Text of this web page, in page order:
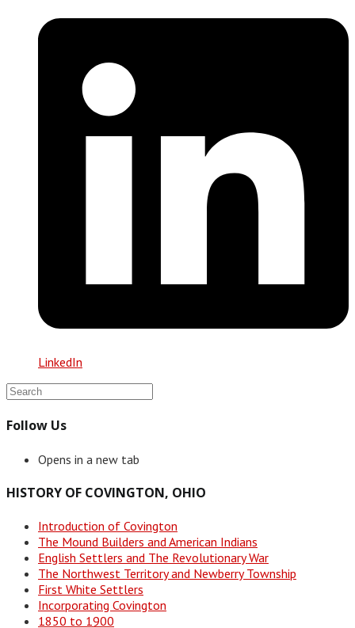
LinkedIn
Follow Us
Opens in a new tab
HISTORY OF COVINGTON, OHIO
Introduction of Covington
The Mound Builders and American Indians
English Settlers and The Revolutionary War
The Northwest Territory and Newberry Township
First White Settlers
Incorporating Covington
1850 to 1900